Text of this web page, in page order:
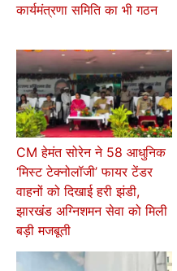
कार्यमंत्रणा समिति का भी गठन
CM हेमंत सोरेन ने 58 आधुनिक
‘मिस्ट टेक्नोलॉजी’ फायर टेंडर
वाहनों को दिखाई हरी झंडी,
झारखंड अग्निशमन सेवा को मिली
बड़ी मजबूती